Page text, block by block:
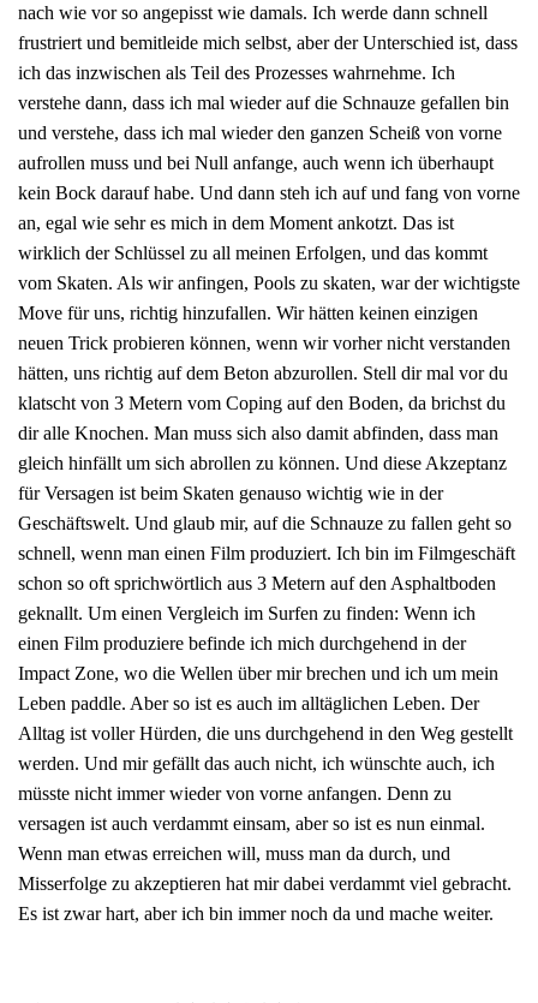
nach wie vor so angepisst wie damals. Ich werde dann schnell
frustriert und bemitleide mich selbst, aber der Unterschied ist, dass
ich das inzwischen als Teil des Prozesses wahrnehme. Ich
verstehe dann, dass ich mal wieder auf die Schnauze gefallen bin
und verstehe, dass ich mal wieder den ganzen Scheiß von vorne
aufrollen muss und bei Null anfange, auch wenn ich überhaupt
kein Bock darauf habe. Und dann steh ich auf und fang von vorne
an, egal wie sehr es mich in dem Moment ankotzt. Das ist
wirklich der Schlüssel zu all meinen Erfolgen, und das kommt
vom Skaten. Als wir anfingen, Pools zu skaten, war der wichtigste
Move für uns, richtig hinzufallen. Wir hätten keinen einzigen
neuen Trick probieren können, wenn wir vorher nicht verstanden
hätten, uns richtig auf dem Beton abzurollen. Stell dir mal vor du
klatscht von 3 Metern vom Coping auf den Boden, da brichst du
dir alle Knochen. Man muss sich also damit abfinden, dass man
gleich hinfällt um sich abrollen zu können. Und diese Akzeptanz
für Versagen ist beim Skaten genauso wichtig wie in der
Geschäftswelt. Und glaub mir, auf die Schnauze zu fallen geht so
schnell, wenn man einen Film produziert. Ich bin im Filmgeschäft
schon so oft sprichwörtlich aus 3 Metern auf den Asphaltboden
geknallt. Um einen Vergleich im Surfen zu finden: Wenn ich
einen Film produziere befinde ich mich durchgehend in der
Impact Zone, wo die Wellen über mir brechen und ich um mein
Leben paddle. Aber so ist es auch im alltäglichen Leben. Der
Alltag ist voller Hürden, die uns durchgehend in den Weg gestellt
werden. Und mir gefällt das auch nicht, ich wünschte auch, ich
müsste nicht immer wieder von vorne anfangen. Denn zu
versagen ist auch verdammt einsam, aber so ist es nun einmal.
Wenn man etwas erreichen will, muss man da durch, und
Misserfolge zu akzeptieren hat mir dabei verdammt viel gebracht.
Es ist zwar hart, aber ich bin immer noch da und mache weiter.